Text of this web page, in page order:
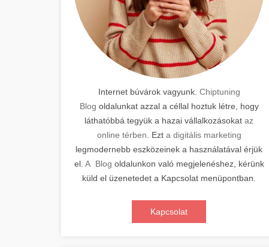
Internet búvárok vagyunk. Chiptuning
Blog oldalunkat azzal a céllal hoztuk létre, hogy
láthatóbbá tegyük a hazai vállalkozásokat az
online térben . Ezt a digitális marketing
legmodernebb eszközeinek a használatával érjük
el. A Blog oldalunkon való megjelenéshez, kérünk
küld el üzenetedet a Kapcsolat menüpontban.
Kapcsolat